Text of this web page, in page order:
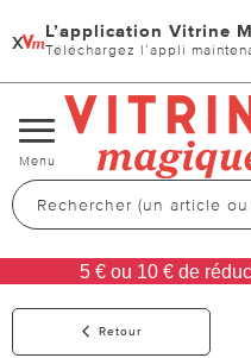
x L’application Vitrine
Téléchargez l’appli
Changer
de
navigation
Menu
5 € ou 10 € de
Retour